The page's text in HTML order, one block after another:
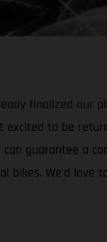
finalized our
excited to be
guarantee a
bikes. We’d love